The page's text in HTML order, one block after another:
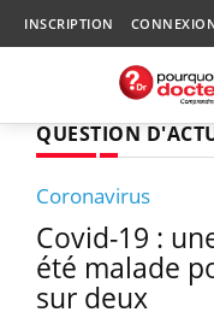
INSCRIPTION
QUESTION
Coronavirus
Covid-19 :
été malade
sur deux